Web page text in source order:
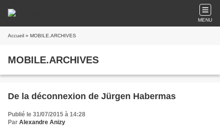
MENU
Accueil » MOBILE.ARCHIVES
MOBILE.ARCHIVES
De la déconnexion de Jürgen Habermas
Publié le 31/07/2015 à 14:28
Par Alexandre Anizy